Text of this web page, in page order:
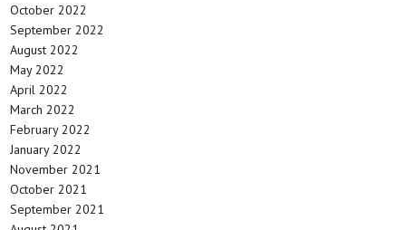
October 2022
September 2022
August 2022
May 2022
April 2022
March 2022
February 2022
January 2022
November 2021
October 2021
September 2021